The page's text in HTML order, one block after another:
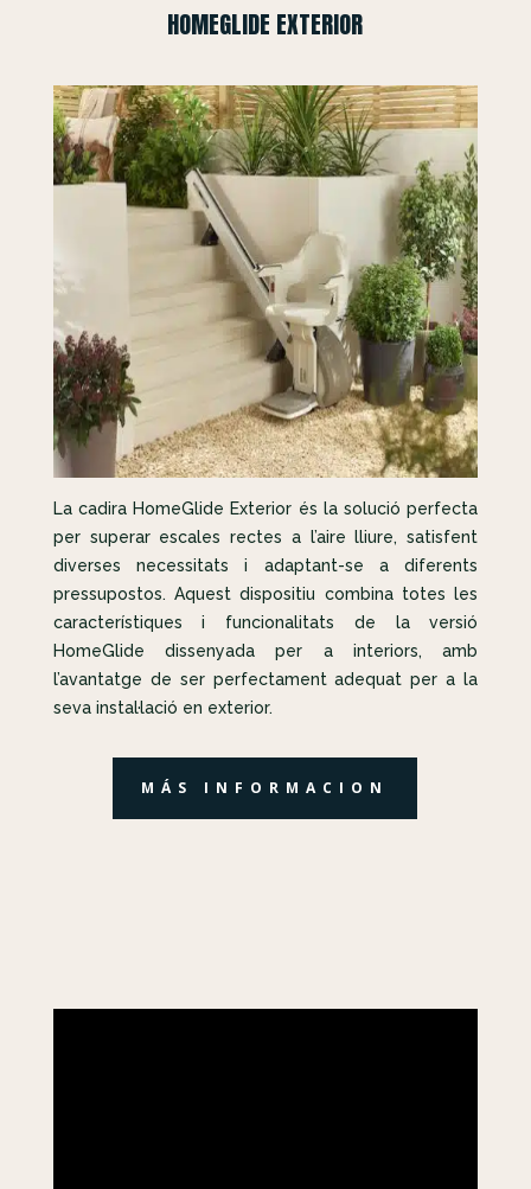
HOMEGLIDE EXTERIOR
La cadira HomeGlide Exterior és la solució perfecta
per superar escales rectes a l’aire lliure, satisfent
diverses necessitats i adaptant-se a diferents
pressupostos. Aquest dispositiu combina totes les
característiques i funcionalitats de la versió
HomeGlide dissenyada per a interiors, amb
l’avantatge de ser perfectament adequat per a la
seva instal·lació en exterior.
MÁS INFORMACION